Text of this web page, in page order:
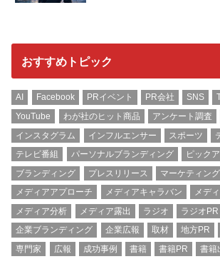
おすすめトピック
AI Facebook PRイベント PR会社 SNS
YouTube
わが社のヒット商品 アンケート調査
インスタグラム
インフルエンサー スポーツ
テレビ番組
パーソナルブランディング
ピック
ブランディング
プレスリリース マーケティング
メディアアプローチ
メディアキャラバン
メデ
メディア分析
メディア露出 ラジオ ラジオPR
企業ブランディング
企業広報 取材 地方PR
専門家
広報 成功事例 書籍 書籍PR
書籍